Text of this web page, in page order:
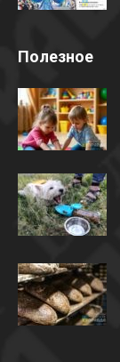
Полезное